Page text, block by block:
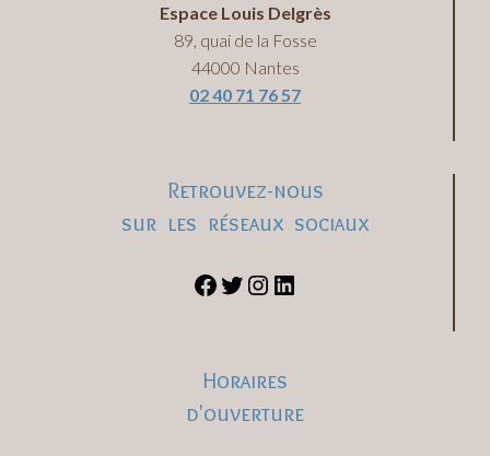
Espace Louis Delgrès
89, quai de la Fosse
44000 Nantes
02 40 71 76 57
Retrouvez-nous
sur les réseaux sociaux
Horaires
d'ouverture